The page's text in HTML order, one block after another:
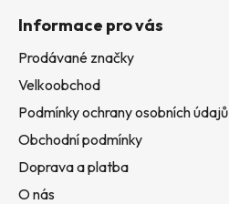
Informace pro vás
Prodávané značky
Velkoobchod
Podmínky ochrany osobních údajů
Obchodní podmínky
Doprava a platba
O nás